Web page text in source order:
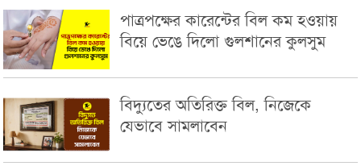
পাত্রপক্ষের কারেন্টের বিল কম হওয়ায়
বিয়ে ভেঙে দিলো গুলশানের কুলসুম
বিদ্যুতের অতিরিক্ত বিল, নিজেকে
যেভাবে সামলাবেন